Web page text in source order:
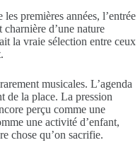
premières années, l’entrée
charnière d’une nature
la vraie sélection entre ceux
musicales. L’agenda
de la place. La pression
perçu comme une
une activité d’enfant,
chose qu’on sacrifie.